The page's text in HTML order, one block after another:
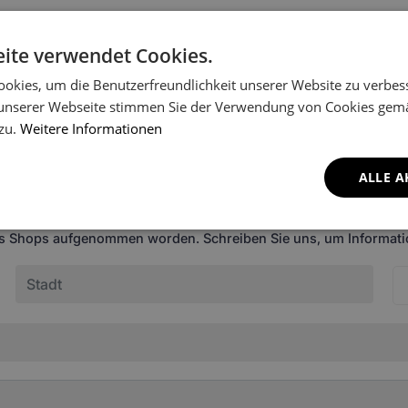
Ihr Fahrzeugmodell
aufgenommen worden. Schreiben Sie uns, um
verwendet Cookies.
um die Benutzerfreundlichkeit unserer Website zu
Webseite stimmen Sie der Verwendung von Cookies
Weitere Informationen
ALLE